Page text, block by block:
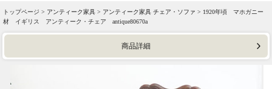
トップページ > アンティーク家具 > アンティーク家具 チェア・ソファ > 1920年頃 マホガニー
材 イギリス アンティーク・チェア antique80670a
商品詳細